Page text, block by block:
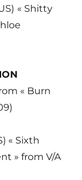
« Shitty
« Burn
« Sixth
» from V/A